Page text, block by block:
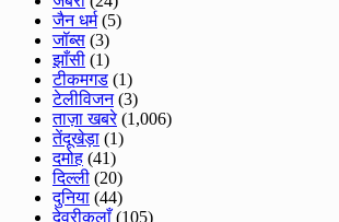
जैन धर्म(5)
जॉब्स (3)
झाँसी (1)
टीकमगड (1)
टेलीविजन(3)
ताज़ा खबरे(1,006)
तेंदूखेड़ा (1)
दमोह (41)
दिल्ली (20)
दुनिया (44)
देवरीकलाँ(105)